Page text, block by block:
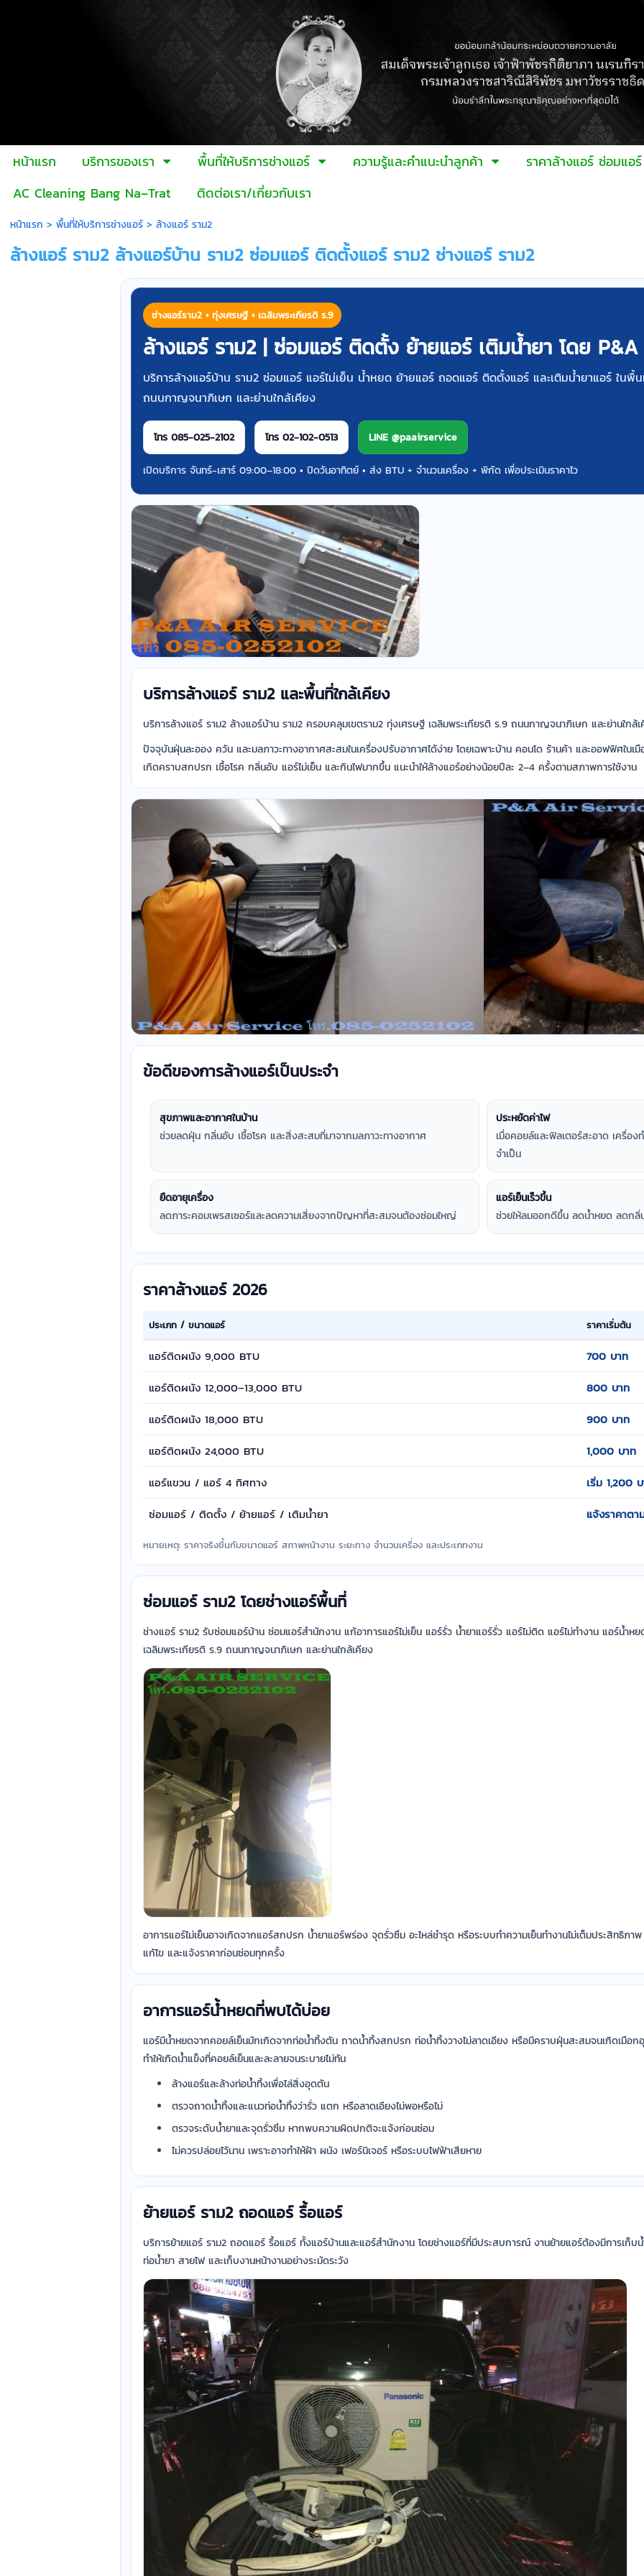
หน้าแรก บริการของเรา พื้นที่ให้บริการช่างแอร์ ความรู้และคำแนะนำลูกค้า
ราคาล้างแอร์ ซ่อมแอ
AC Cleaning Bang Na–Trat
ติดต่อเรา/เกี่ยวกับเรา
หน้าแรก > พื้นที่ให้บริการช่างแอร์> ล้างแอร์ ราม2
ล้างแอร์ ราม2 ล้างแอร์บ้าน ราม2 ซ่อมแอร์ ติดตั้งแอร์ ราม2 ช่างแอร์ ราม2
ช่างแอร์ราม2 • ทุ่งเศรษฐี • เฉลิมพระเกียรติ ร.9
ล้างแอร์ ราม2 | ซ่อมแอร์ ติดตั้ง ย้ายแอร์ เติมน้ำยา โดย
บริการล้างแอร์บ้าน ราม2 ซ่อมแอร์ แอร์ไม่เย็น น้ำหยด ย้ายแอร์ ถอดแอร์ ติดตั้งแอร์ และเติมน้ำยาแอร์ ในพื้
ถนนกาญจนาภิเษก และย่านใกล้เคียง
โทร 085-025-2102 โทร 02-102-0513 LINE @paairservice
เปิดบริการ จันทร์-เสาร์ 09:00–18:00 • ปิดวันอาทิตย์ • ส่ง BTU + จำนวนเครื่อง + พิกัด เพื่อประเมินราคาไว
บริการล้างแอร์ ราม2 และพื้นที่ใกล้เคียง
บริการล้างแอร์ ราม2 ล้างแอร์บ้าน ราม2 ครอบคลุมเขตราม2 ทุ่งเศรษฐี เฉลิมพระเกียรติ ร.9 ถนนกาญจนาภิเษก และย่านใก
ปัจจุบันฝุ่นละออง ควัน และมลภาวะทางอากาศสะสมในเครื่องปรับอากาศได้ง่าย โดยเฉพาะบ้าน คอนโด ร้านค้า และออฟฟิศในเมือ
เกิดคราบสกปรก เชื้อโรค กลิ่นอับ แอร์ไม่เย็น และกินไฟมากขึ้น แนะนำให้ล้างแอร์อย่างน้อยปีละ 2–4 ครั้งตามสภาพการใช้งาน
ข้อดีของการล้างแอร์เป็นประจำ
สุขภาพและอากาศในบ้าน
ช่วยลดฝุ่น กลิ่นอับ เชื้อโรค และสิ่งสะสมที่มาจากมลภาวะทางอากาศ
ประหยัดค่าไฟ
เมื่อคอยล์และฟิลเตอร์สะอาด เครื่อง
จำเป็น
ยืดอายุเครื่อง
ลดภาระคอมเพรสเซอร์และลดความเสี่ยงจากปัญหาที่สะสมจนต้องซ่อมใหญ่
แอร์เย็นเร็วขึ้น
ช่วยให้ลมออกดีขึ้น ลดน้ำหยด ลดกลิ่
ราคาล้างแอร์ 2026
ประเภท / ขนาดแอร์ ราคาเริ่มต้น
แอร์ติดผนัง 9,000 BTU
700 บาท
แอร์ติดผนัง 12,000–13,000 BTU
800 บาท
แอร์ติดผนัง 18,000 BTU
900 บาท
แอร์ติดผนัง 24,000 BTU
1,000 บาท
แอร์แขวน / แอร์ 4 ทิศทาง
เริ่ม 1,200
ซ่อมแอร์ / ติดตั้ง / ย้ายแอร์ / เติมน้ำยา
แจ้งราคาตา
หมายเหตุ: ราคาจริงขึ้นกับขนาดแอร์ สภาพหน้างาน ระยะทาง จำนวนเครื่อง และประเภทงาน
ซ่อมแอร์ ราม2 โดยช่างแอร์พื้นที่
ช่างแอร์ ราม2 รับซ่อมแอร์บ้าน ซ่อมแอร์สำนักงาน แก้อาการแอร์ไม่เย็น แอร์รั่ว น้ำยาแอร์รั่ว แอร์ไม่ติด แอร์ไม่ทำงาน แอร์น้ำห
เฉลิมพระเกียรติ ร.9 ถนนกาญจนาภิเษก และย่านใกล้เคียง
อาการแอร์ไม่เย็นอาจเกิดจากแอร์สกปรก น้ำยาแอร์พร่อง จุดรั่วซึม อะไหล่ชำรุด หรือระบบทำความเย็นทำงานไม่เต็มประสิทธิภา
แก้ไข และแจ้งราคาก่อนซ่อมทุกครั้ง
อาการแอร์น้ำหยดที่พบได้บ่อย
แอร์มีน้ำหยดจากคอยล์เย็นมักเกิดจากท่อน้ำทิ้งตัน ถาดน้ำทิ้งสกปรก ท่อน้ำทิ้งวางไม่ลาดเอียง หรือมีคราบฝุ่นสะสมจนเกิดเมือ
ทำให้เกิดน้ำแข็งที่คอยล์เย็นและละลายจนระบายไม่ทัน
ล้างแอร์และล้างท่อน้ำทิ้งเพื่อไล่สิ่งอุดตัน
ตรวจถาดน้ำทิ้งและแนวท่อน้ำทิ้งว่ารั่ว แตก หรือลาดเอียงไม่พอหรือไม่
ตรวจระดับน้ำยาและจุดรั่วซึม หากพบความผิดปกติจะแจ้งก่อนซ่อม
ไม่ควรปล่อยไว้นาน เพราะอาจทำให้ฝ้า ผนัง เฟอร์นิเจอร์ หรือระบบไฟฟ้าเสียหาย
ย้ายแอร์ ราม2 ถอดแอร์ รื้อแอร์
บริการย้ายแอร์ ราม2 ถอดแอร์ รื้อแอร์ ทั้งแอร์บ้านและแอร์สำนักงาน โดยช่างแอร์ที่มีประสบการณ์ งานย้ายแอร์ต้องมีการเก็
ท่อน้ำยา สายไฟ และเก็บงานหน้างานอย่างระมัดระวัง